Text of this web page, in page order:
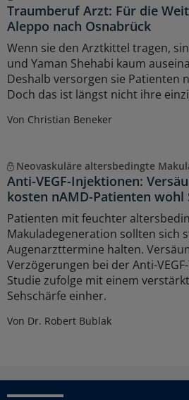
Traumberuf Arzt: Für die
Aleppo nach Osnabrück
Wenn sie den Arztkittel tragen,
und Yaman Shehabi kaum
Deshalb versorgen sie Patienten
Doch das ist längst nicht ihre
Von Christian Beneker
Neovaskuläre altersbedingte
Anti-VEGF-Injektionen:
kosten nAMD-Patienten wohl
Patienten mit feuchter
Makuladegeneration sollten sich
Augenarzttermine halten.
Verzögerungen bei der Anti-
Studie zufolge mit einem
Sehschärfe einher.
Von Dr. Robert Bublak